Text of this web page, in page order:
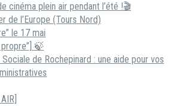
cinéma plein air pendant l’été !🎬
de l’Europe (Tours Nord)
le 17 mai
propre”] 🍃
Sociale de Rochepinard : une aide pour vos